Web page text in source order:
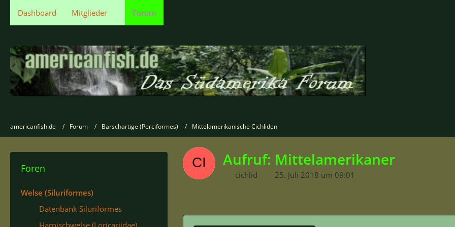
Dashboard Mitglieder Forum
americanfish.de Forum Barschartige (Perciformes) Mittelamerikanische Cichliden
Foren
Welse (Siluriformes)
Datenbank Siluriformes
Harnischwelse (Loricariidae)
Aufruf: Mittelamerikaner
cichlid 25. Juli 2018 um 09:01